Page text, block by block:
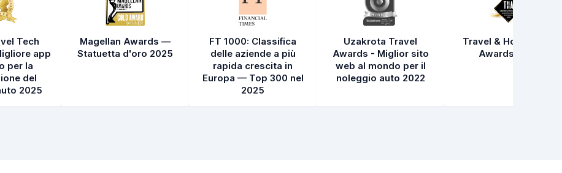
Tech
app
per la
del
2025
Magellan Awards —
Statuetta d'oro 2025
FT 1000: Classifica
delle aziende a più
rapida crescita in
Europa — Top 300 nel
2025
Uzakrota Travel
Awards - Miglior sito
web al mondo per il
noleggio auto 2022
Travel & Hospitality
Awards 2021